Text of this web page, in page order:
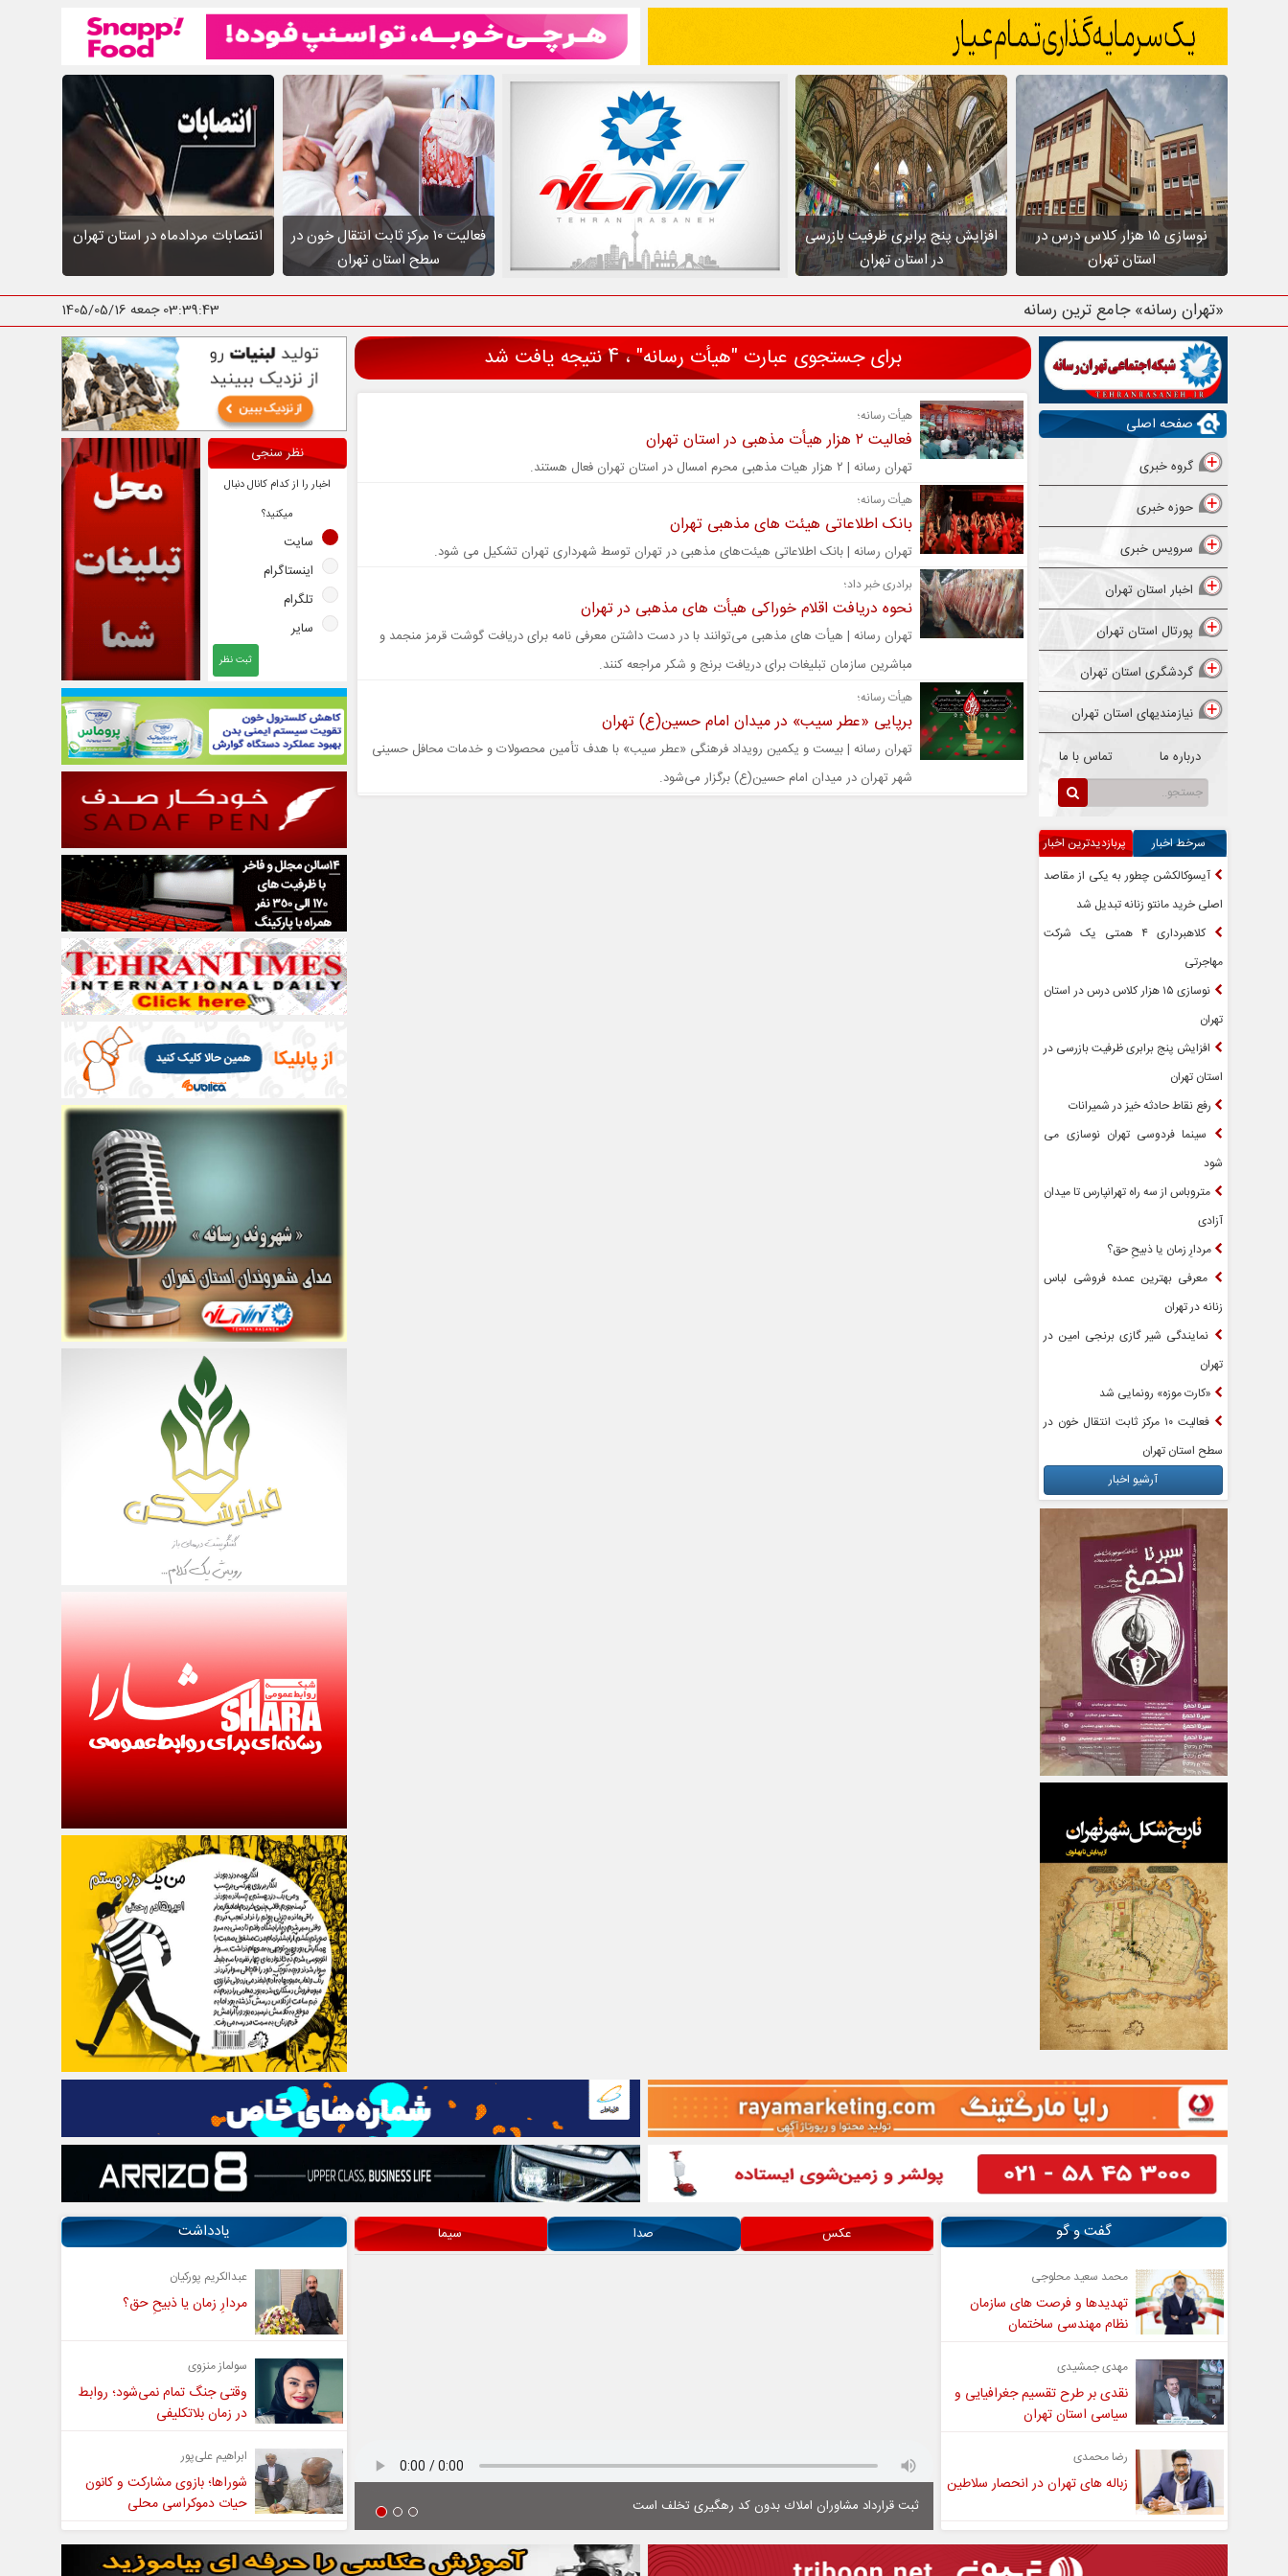
نوسازی ۱۵ هزار کلاس درس در
استان تهران
افزایش پنج برابری ظرفیت بازرسی
در استان تهران
فعالیت ۱۰ مرکز ثابت انتقال خون در
سطح استان تهران
انتصابات مردادماه در استان تهران
«تهران رسانه» جامع ترین رسانه استان 03:39:44 جمعه 1405/05/16
صفحه اصلی
گروه خبری
حوزه خبری
سرویس خبری
اخبار استان تهران
پورتال استان تهران
گردشگری استان تهران
نیازمندیهای استان تهران
درباره ما تماس با ما
سرخط اخبار
پربازدیدترین اخبار
آیسوکالکشن چطور به یکی از مقاصد
اصلی خرید مانتو زنانه تبدیل شد
کلاهبرداری ۴ همتی یک شرکت
مهاجرتی
نوسازی ۱۵ هزار کلاس درس در استان
تهران
افزایش پنج برابری ظرفیت بازرسی در
استان تهران
رفع نقاط حادثه خیز در شمیرانات
سینما فردوسی تهران نوسازی می
شود
متروباس از سه راه تهرانپارس تا میدان
آزادی
مردارِ زمان یا ذبیحِ حق؟
معرفی بهترین عمده فروشی لباس
زنانه در تهران
نمایندگی شیر گازی برنجی امین در
تهران
«کارت موزه» رونمایی شد
فعالیت ۱۰ مرکز ثابت انتقال خون در
سطح استان تهران
آرشیو اخبار
برای جستجوی عبارت "هیأت رسانه" ، 4 نتیجه یافت شد
هیأت رسانه؛
فعالیت ۲ هزار هیأت مذهبی در استان تهران
تهران رسانه | ۲ هزار هیات مذهبی محرم امسال در استان تهران فعال هستند.
هیأت رسانه؛
بانک اطلاعاتی هیئت های مذهبی تهران
تهران رسانه | بانک اطلاعاتی هیئت‌های مذهبی در تهران توسط شهرداری تهران تشکیل می شود.
برادری خبر داد؛
نحوه دریافت اقلام خوراکی هیأت های مذهبی در تهران
تهران رسانه | هیأت های مذهبی می‌توانند با در دست داشتن معرفی نامه برای دریافت گوشت قرمز منجمد و
مباشرین سازمان تبلیغات برای دریافت برنج و شکر مراجعه کنند.‌
هیأت رسانه؛
برپایی «عطر سیب» در میدان امام حسین(ع) تهران
تهران رسانه | بیست و یکمین رویداد فرهنگی «عطر سیب» با هدف تأمین محصولات و خدمات محافل حسینی
شهر تهران در میدان امام حسین(ع) برگزار می‌شود.
نظر سنجی
اخبار را از کدام کانال دنبال
میکنید؟
سایت
اینستاگرام
تلگرام
سایر
ثبت نظر
گفت و گو
محمد سعید محلوجی
تهدیدها و فرصت های سازمان
نظام مهندسی ساختمان
مهدی جمشیدی
نقدی بر طرح تقسیم جغرافیایی و
سیاسی استان تهران
رضا محمدی
زباله های تهران در انحصار سلاطین
عکس صدا سیما
ثبت قرارداد مشاوران املاك بدون كد رهگیری تخلف است
یادداشت
عبدالکریم پورکیان
مردارِ زمان یا ذبیحِ حق؟
سولماز منزوی
وقتی جنگ تمام نمی‌شود؛ روابط
در زمان بلاتکلیفی
ابراهیم علی‌پور
شوراها؛ بازوی مشارکت و کانون
حیات دموکراسی محلی